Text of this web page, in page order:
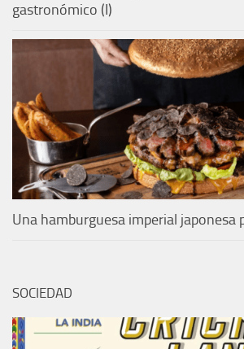
gastronómico (I)
Una hamburguesa imperial japonesa
SOCIEDAD